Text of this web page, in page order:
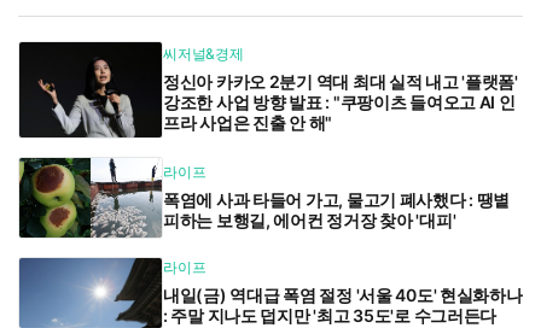
씨저널&경제
정신아 카카오 2분기 역대 최대 실적 내고 '플랫폼'
강조한 사업 방향 발표 : "쿠팡이츠 들여오고 AI 인
프라 사업은 진출 안 해"
라이프
폭염에 사과 타들어 가고, 물고기 폐사했다 : 땡볕
피하는 보행길, 에어컨 정거장 찾아 '대피'
라이프
내일(금) 역대급 폭염 절정 '서울 40도' 현실화하나
: 주말 지나도 덥지만 '최고 35도'로 수그러든다